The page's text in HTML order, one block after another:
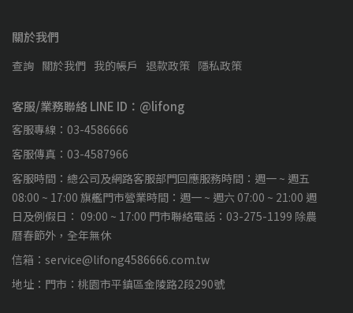
關於我們
查詢 關於我們 我的帳戶 退款政策 隱私政策
客服/業務聯絡 LINE ID：@lifong
客服專線：03-4586666
客服傳真：03-4587966
客服時間：總公司及網路客服部門回應服務時間：週一 ~ 週五
08:00 ~ 17:00 旗艦門市營業時間：週一 ~ 週六 07:00 ~ 21:00 週
日及例假日： 09:00 ~ 17:00 門市聯絡電話：03-275-1199 除農
曆春節外，全年無休
信箱：service@lifong4586666.com.tw
地址：門市：桃園市平鎮區金陵路2段290號